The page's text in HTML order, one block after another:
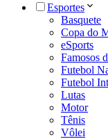
Esportes
Basquete
Copa do
eSports
Famosos
Futebol
Futebol
Lutas
Motor
Tênis
Vôlei